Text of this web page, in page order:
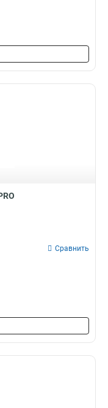
Сравнить